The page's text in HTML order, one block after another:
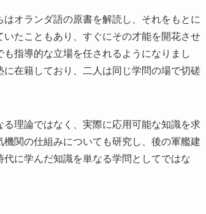
オランダ語の原書を解読し、それをもとに
たこともあり、すぐにその才能を開花させ
指導的な立場を任されるようになりまし
在籍しており、二人は同じ学問の場で切磋
理論ではなく、実際に応用可能な知識を求
関の仕組みについても研究し、後の軍艦建
に学んだ知識を単なる学問としてではな